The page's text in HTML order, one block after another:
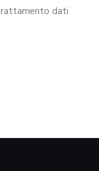
dati